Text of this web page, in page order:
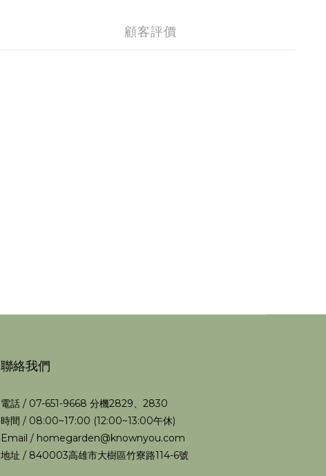
顧客評價
聯絡我們
電話 / 07-651-9668 分機2829、2830
時間 / 08:00~17:00 (12:00~13:00午休)
Email / homegarden@knownyou.com
地址 / 840003高雄市大樹區竹寮路114-6號